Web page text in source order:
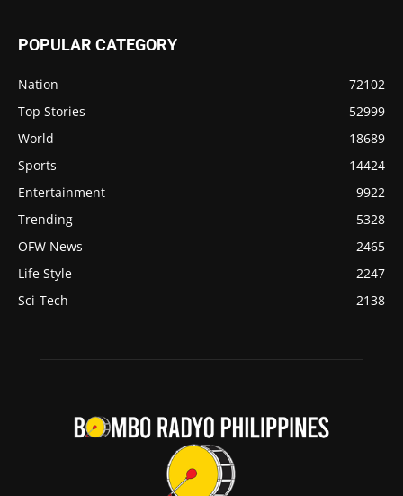
POPULAR CATEGORY
Nation
72102
Top Stories
52999
World
18689
Sports
14424
Entertainment
9922
Trending
5328
OFW News
2465
Life Style
2247
Sci-Tech
2138